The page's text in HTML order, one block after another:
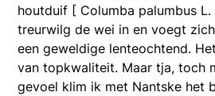
houtduif [ Columba palumbus
treurwilg de wei in en voegt
een geweldige lenteochtend.
van topkwaliteit. Maar tja, toch
gevoel klim ik met Nantske het